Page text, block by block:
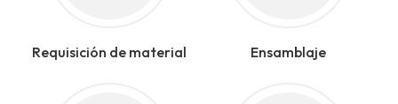
Requisición de material Ensamblaje